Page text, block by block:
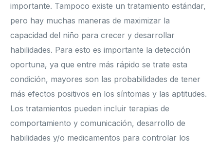
importante. Tampoco existe un tratamiento estándar,
pero hay muchas maneras de maximizar la
capacidad del niño para crecer y desarrollar
habilidades. Para esto es importante la detección
oportuna, ya que entre más rápido se trate esta
condición, mayores son las probabilidades de tener
más efectos positivos en los síntomas y las aptitudes.
Los tratamientos pueden incluir terapias de
comportamiento y comunicación, desarrollo de
habilidades y/o medicamentos para controlar los